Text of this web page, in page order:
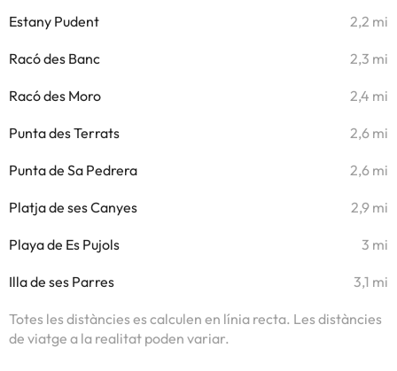
Estany Pudent 2,2 mi
Racó des Banc 2,3 mi
Racó des Moro 2,4 mi
Punta des Terrats 2,6 mi
Punta de Sa Pedrera 2,6 mi
Platja de ses Canyes 2,9 mi
Playa de Es Pujols 3 mi
Illa de ses Parres 3,1 mi
Totes les distàncies es calculen en línia recta. Les distàncies
de viatge a la realitat poden variar.